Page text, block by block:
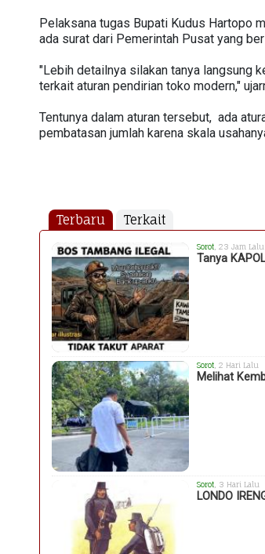
Pelaksana tugas Bupati Kudus Hartopo
ada surat dari Pemerintah Pusat yang
"Lebih detailnya silakan tanya langsung
terkait aturan pendirian toko modern,"
Tentunya dalam aturan tersebut, ada
pembatasan jumlah karena skala
Terbaru Terkait
Sorot , 23 Jam Lalu
Tanya
Sorot, 2 Hari Lalu
Melihat
Sorot , 3 Hari Lalu
LONDO